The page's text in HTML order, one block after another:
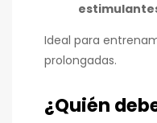
Ideal para
prolongadas.
¿Quién